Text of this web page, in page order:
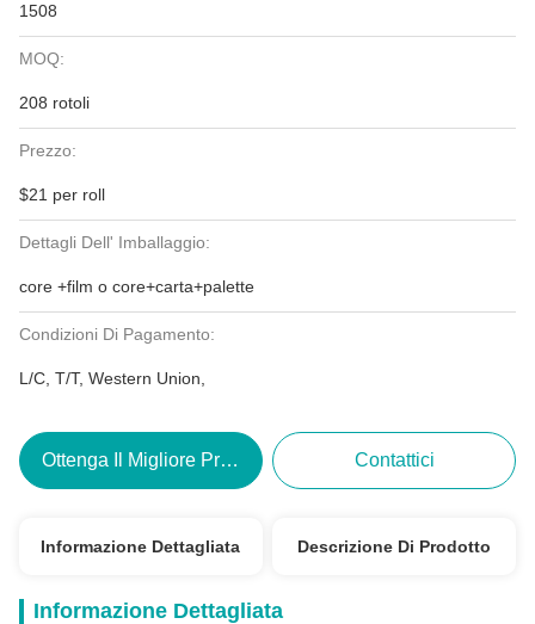
1508
MOQ:
208 rotoli
Prezzo:
$21 per roll
Dettagli Dell' Imballaggio:
core +film o core+carta+palette
Condizioni Di Pagamento:
L/C, T/T, Western Union,
Ottenga Il Migliore Prezzo Contattici
Informazione Dettagliata Descrizione Di Prodotto
Informazione Dettagliata